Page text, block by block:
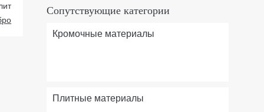
Сопутствующие категории
Кромочные материалы
Плитные материалы